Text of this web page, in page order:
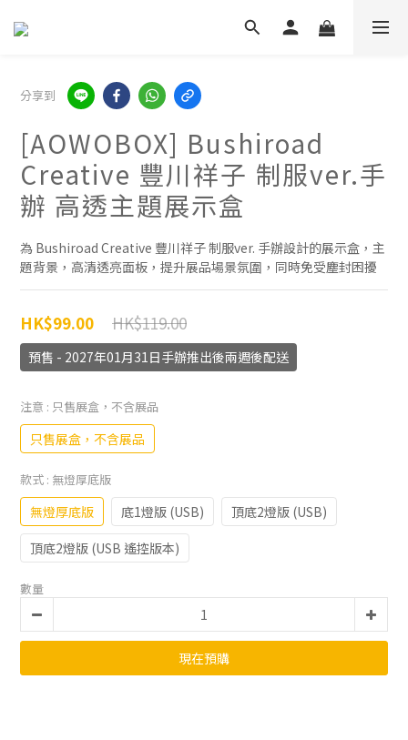
分享到
[AOWOBOX] Bushiroad
Creative 豐川祥子 制服ver.手
辦 高透主題展示盒
為 Bushiroad Creative 豐川祥子 制服ver. 手辦設計的展示盒，主
題背景，高清透亮面板，提升展品場景氛圍，同時免受塵封困擾
HK$119.00
HK$99.00
預售 - 2027年01月31日手辦推出後兩週後配送
注意 : 只售展盒，不含展品
只售展盒，不含展品
款式 : 無燈厚底版
無燈厚底版 底1燈版 (USB)
頂底2燈版 (USB)
頂底2燈版 (USB 遙控版本)
數量
現在預購